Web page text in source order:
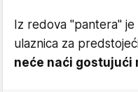
Iz redova "pantera"
ulaznica za
neće naći gostujući